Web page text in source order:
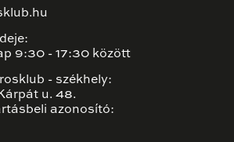
9:30 - 17:30 között
- székhely:
u. 48.
azonosító: